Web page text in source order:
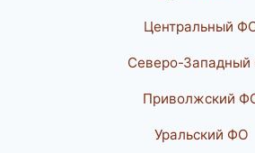
Центральный
Северо-
Приволжский
Уральский ФО